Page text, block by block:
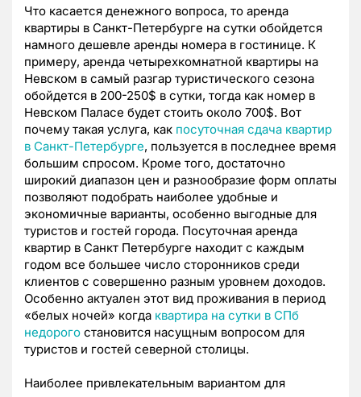
Что касается денежного вопроса, то аренда
квартиры в Санкт-Петербурге на сутки обойдется
намного дешевле аренды номера в гостинице. К
примеру, аренда четырехкомнатной квартиры на
Невском в самый разгар туристического сезона
обойдется в 200-250$ в сутки, тогда как номер в
Невском Паласе будет стоить около 700$. Вот
почему такая услуга, как посуточная сдача квартир
в Санкт-Петербурге, пользуется в последнее время
большим спросом. Кроме того, достаточно
широкий диапазон цен и разнообразие форм оплаты
позволяют подобрать наиболее удобные и
экономичные варианты, особенно выгодные для
туристов и гостей города. Посуточная аренда
квартир в Санкт Петербурге находит с каждым
годом все большее число сторонников среди
клиентов с совершенно разным уровнем доходов.
Особенно актуален этот вид проживания в период
«белых ночей» когда квартира на сутки в СПб
недорого становится насущным вопросом для
туристов и гостей северной столицы.
Наиболее привлекательным вариантом для